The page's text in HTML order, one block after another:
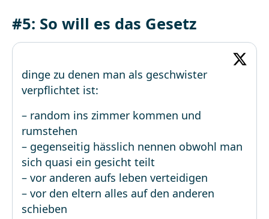
#5: So will es das Gesetz
dinge zu denen man als geschwister
verpflichtet ist:
– random ins zimmer kommen und
rumstehen
– gegenseitig hässlich nennen obwohl man
sich quasi ein gesicht teilt
– vor anderen aufs leben verteidigen
– vor den eltern alles auf den anderen
schieben